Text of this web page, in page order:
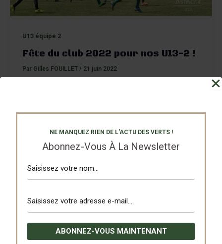
NE MANQUEZ RIEN DE L'ACTU DES VERTS !
Abonnez-Vous À La Newsletter
U13 équipe 2
Fête du club 2022 pour nos U13-2 !
Par Gilles FOUILLET / 21 juin 2022
U 11 équipe 1,U13 équipe 2